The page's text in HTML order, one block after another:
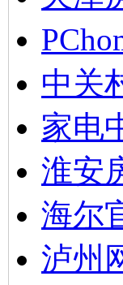
中关
家电
淮安
海尔
泸州